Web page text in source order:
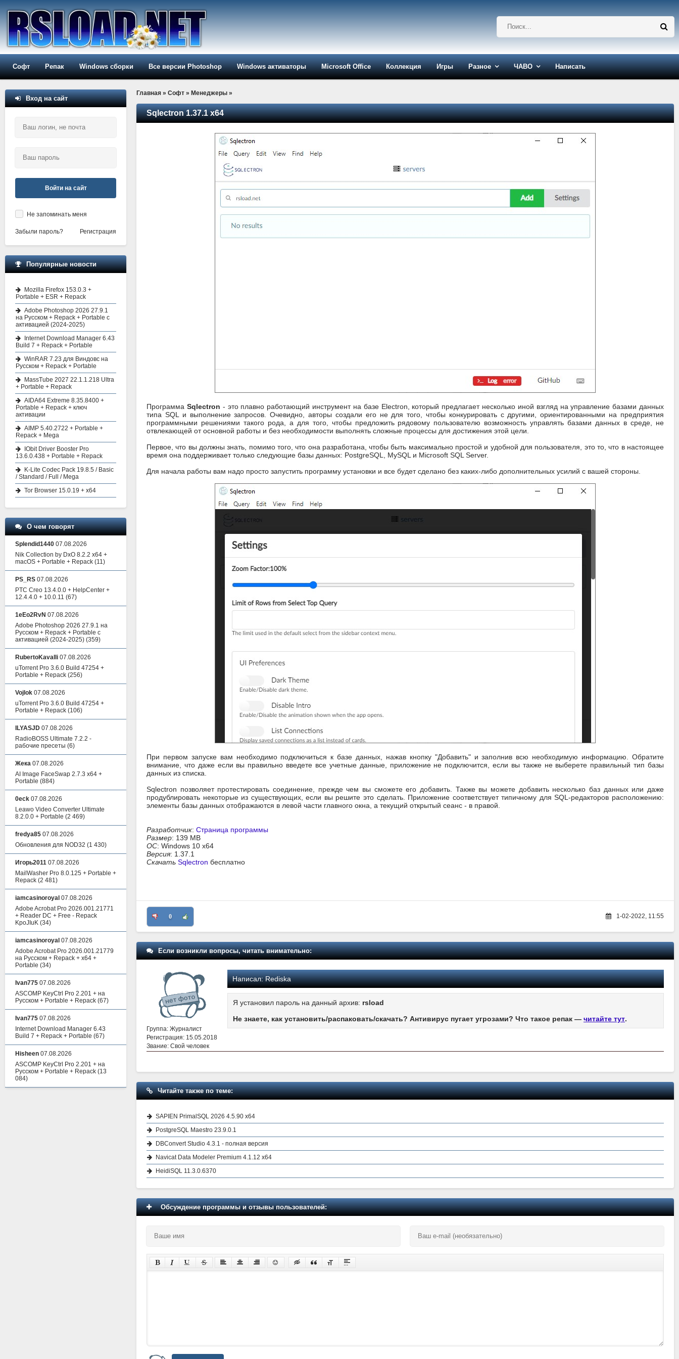
Софт Репак Windows сборки Все версии Photoshop Windows активаторы Microsoft Office Коллекция Игры Разное ЧАВО Написать
Главная » Софт » Менеджеры »
Sqlectron 1.37.1 x64
Программа Sqlectron - это плавно работающий инструмент на базе Electron, который предлагает несколько иной взгляд на управление базами данных
типа SQL и выполнение запросов. Очевидно, авторы создали его не для того, чтобы конкурировать с другими, ориентированными на предприятия
программными решениями такого рода, а для того, чтобы предложить рядовому пользователю возможность управлять базами данных в среде, не
отвлекающей от основной работы и без необходимости выполнять сложные процессы для достижения этой цели.
Первое, что вы должны знать, помимо того, что она разработана, чтобы быть максимально простой и удобной для пользователя, это то, что в настоящее
время она поддерживает только следующие базы данных: PostgreSQL, MySQL и Microsoft SQL Server.
Для начала работы вам надо просто запустить программу установки и все будет сделано без каких-либо дополнительных усилий с вашей стороны.
При первом запуске вам необходимо подключиться к базе данных, нажав кнопку "Добавить" и заполнив всю необходимую информацию. Обратите
внимание, что даже если вы правильно введете все учетные данные, приложение не подключится, если вы также не выберете правильный тип базы
данных из списка.
Sqlectron позволяет протестировать соединение, прежде чем вы сможете его добавить. Также вы можете добавить несколько баз данных или даже
продублировать некоторые из существующих, если вы решите это сделать. Приложение соответствует типичному для SQL-редакторов расположению:
элементы базы данных отображаются в левой части главного окна, а текущий открытый сеанс - в правой.
Разработчик: Страница программы
Размер: 139 MB
ОС: Windows 10 x64
Версия: 1.37.1
Скачать Sqlectron бесплатно
0 1-02-2022, 11:55
Если возникли вопросы, читать внимательно:
Группа: Журналист
Регистрация: 15.05.2018
Звание: Свой человек
Написал:Rediska
Я установил пароль на данный архив: rsload
Не знаете, как установить/распаковать/скачать? Антивирус пугает угрозами? Что такое репак — читайте тут.
Читайте также по теме:
SAPIEN PrimalSQL 2026 4.5.90 x64
PostgreSQL Maestro 23.9.0.1
DBConvert Studio 4.3.1 - полная версия
Navicat Data Modeler Premium 4.1.12 x64
HeidiSQL 11.3.0.6370
Обсуждение программы и отзывы пользователей:
Вход на сайт
Войти на сайт
Не запоминать меня
Забыли пароль? Регистрация
Популярные новости
Mozilla Firefox 153.0.3 +
Portable + ESR + Repack
Adobe Photoshop 2026 27.9.1
на Русском + Repack + Portable с
активацией (2024-2025)
Internet Download Manager 6.43
Build 7 + Repack + Portable
WinRAR 7.23 для Виндовс на
Русском + Repack + Portable
MassTube 2027 22.1.1.218 Ultra
+ Portable + Repack
AIDA64 Extreme 8.35.8400 +
Portable + Repack + ключ
активации
AIMP 5.40.2722 + Portable +
Repack + Mega
IObit Driver Booster Pro
13.6.0.438 + Portable + Repack
K-Lite Codec Pack 19.8.5 / Basic
/ Standard / Full / Mega
Tor Browser 15.0.19 + x64
О чем говорят
Splendid1440 07.08.2026
Nik Collection by DxO 8.2.2 x64 +
macOS + Portable + Repack (11)
PS_RS 07.08.2026
PTC Creo 13.4.0.0 + HelpCenter +
12.4.4.0 + 10.0.11 (67)
1eEo2RvN 07.08.2026
Adobe Photoshop 2026 27.9.1 на
Русском + Repack + Portable с
активацией (2024-2025) (359)
RubertoKavalli 07.08.2026
uTorrent Pro 3.6.0 Build 47254 +
Portable + Repack (256)
Vojlok 07.08.2026
uTorrent Pro 3.6.0 Build 47254 +
Portable + Repack (106)
ILYASJD 07.08.2026
RadioBOSS Ultimate 7.2.2 -
рабочие пресеты (6)
Жека 07.08.2026
AI Image FaceSwap 2.7.3 x64 +
Portable (884)
0eck 07.08.2026
Leawo Video Converter Ultimate
8.2.0.0 + Portable (2 469)
fredya85 07.08.2026
Обновления для NOD32 (1 430)
Игорь2011 07.08.2026
MailWasher Pro 8.0.125 + Portable +
Repack (2 481)
iamcasinoroyal 07.08.2026
Adobe Acrobat Pro 2026.001.21771
+ Reader DC + Free - Repack
KpoJIuK (34)
iamcasinoroyal 07.08.2026
Adobe Acrobat Pro 2026.001.21779
на Русском + Repack + x64 +
Portable (34)
Ivan775 07.08.2026
ASCOMP KeyCtrl Pro 2.201 + на
Русском + Portable + Repack (67)
Ivan775 07.08.2026
Internet Download Manager 6.43
Build 7 + Repack + Portable (67)
Hisheen 07.08.2026
ASCOMP KeyCtrl Pro 2.201 + на
Русском + Portable + Repack (13
084)